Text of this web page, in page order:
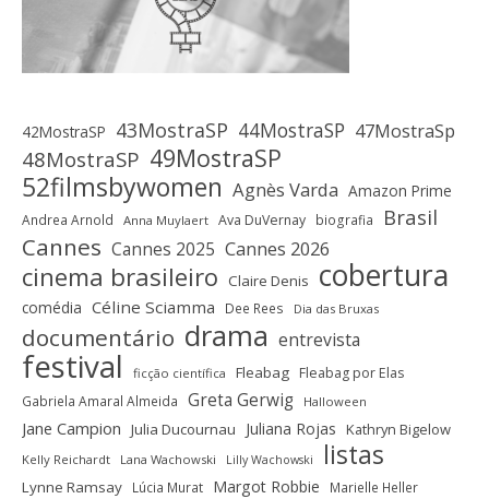
42MostraSP 43MostraSP 44MostraSP 47MostraSp
48MostraSP 49MostraSP
52filmsbywomen Agnès Varda Amazon Prime
Andrea Arnold Anna Muylaert Ava DuVernay biografia Brasil
Cannes Cannes 2025 Cannes 2026
cinema brasileiro Claire Denis cobertura
comédia Céline Sciamma Dee Rees Dia das Bruxas
documentário drama entrevista
festival ficção científica Fleabag Fleabag por Elas
Gabriela Amaral Almeida Greta Gerwig Halloween
Jane Campion Julia Ducournau Juliana Rojas Kathryn Bigelow
Kelly Reichardt Lana Wachowski Lilly Wachowski listas
Lynne Ramsay Lúcia Murat Margot Robbie Marielle Heller